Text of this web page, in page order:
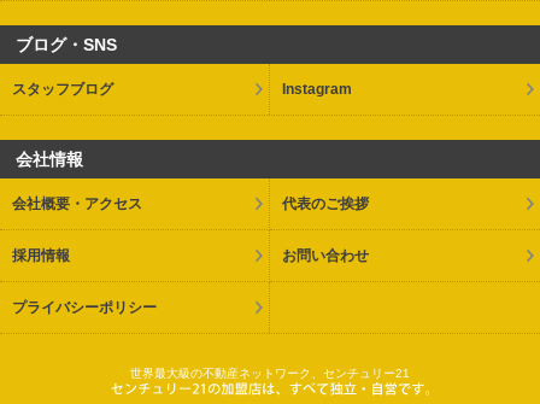
ブログ・SNS
スタッフブログ Instagram
会社情報
会社概要・アクセス 代表のご挨拶
採用情報 お問い合わせ
プライバシーポリシー
世界最大級の不動産ネットワーク、センチュリー21